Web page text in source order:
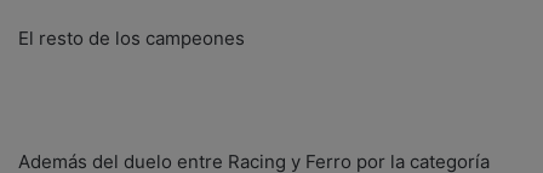
El resto de los campeones
Además del duelo entre Racing y Ferro por la categoría